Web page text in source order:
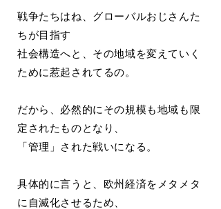
戦争たちはね、グローバルおじさんた
ちが目指す
社会構造へと、その地域を変えていく
ために惹起されてるの。
だから、必然的にその規模も地域も限
定されたものとなり、
「管理」された戦いになる。
具体的に言うと、欧州経済をメタメタ
に自滅化させるため、